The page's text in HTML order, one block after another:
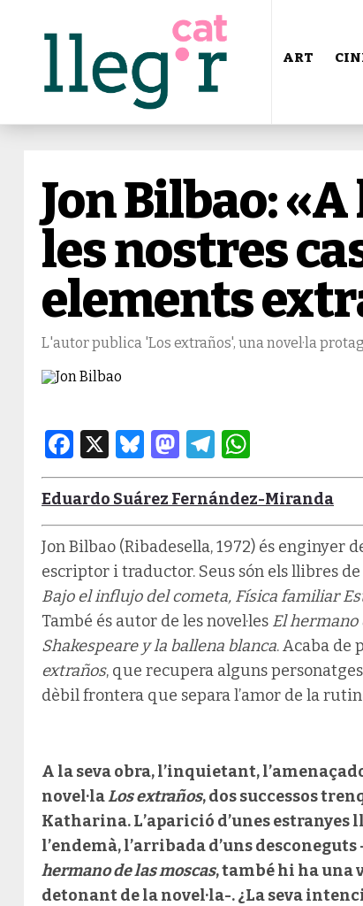
ART
Jon Bilbao:
les nostres
elements
L'autor publica 'Los extraños', una novel·la
Facebook
X Bluesky
Mastodon
Telegram
Eduardo Suárez Fernández-Miranda
Jon Bilbao (Ribadesella, 1972) és enginyer
escriptor i traductor. Seus són els llibres
Bajo el influjo del cometa, Física familiar
També és autor de les novel·les El hermano
Shakespeare y la ballena blanca. Acaba de
extraños, que recupera alguns
dèbil frontera que separa l’amor de la
A la seva obra, l’inquietant,
novel·laLos extraños, dos successos
Katharina. L’aparició d’unes
l’endemà, l’arribada d’uns
hermano de las moscas, també hi ha una
detonant de la novel·la-. ¿La seva